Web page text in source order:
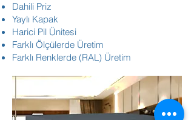
Dahili Priz
Yaylı Kapak
Harici Pil Ünitesi
Farklı Ölçülerde Üretim
Farklı Renklerde (RAL) Üretim